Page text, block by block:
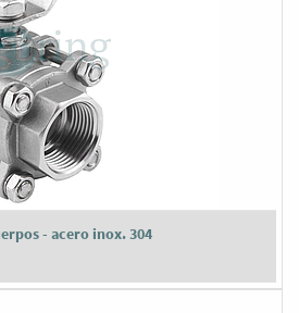
- acero inox. 304